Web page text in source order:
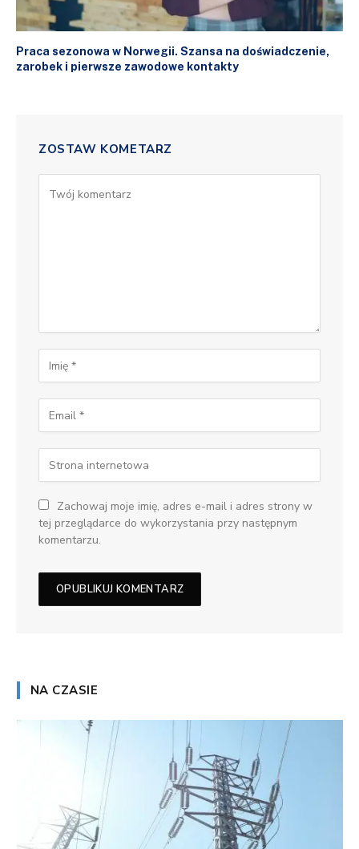
Praca sezonowa w Norwegii. Szansa na doświadczenie,
zarobek i pierwsze zawodowe kontakty
ZOSTAW KOMETARZ
Zachowaj moje imię, adres e-mail i adres strony w
tej przeglądarce do wykorzystania przy następnym
komentarzu.
NA CZASIE